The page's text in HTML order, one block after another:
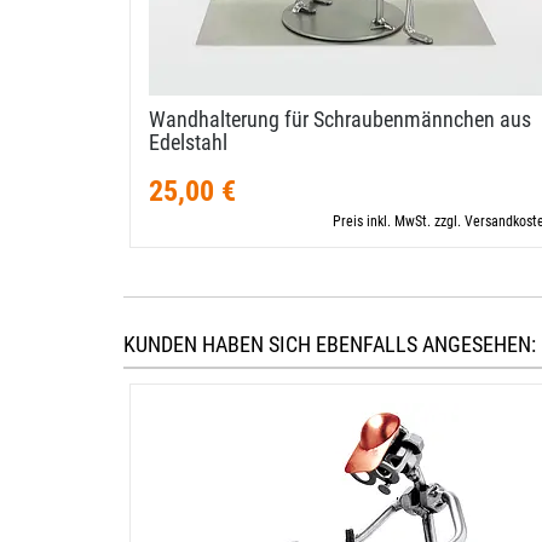
Wandhalterung für Schraubenmännchen aus
Edelstahl
25,00 €
Preis inkl. MwSt. zzgl.
KUNDEN HABEN SICH EBENFALLS ANGESEHEN: